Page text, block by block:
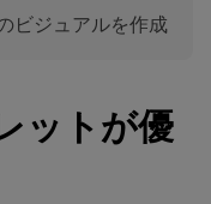
ビジュアルを作成
ットが優